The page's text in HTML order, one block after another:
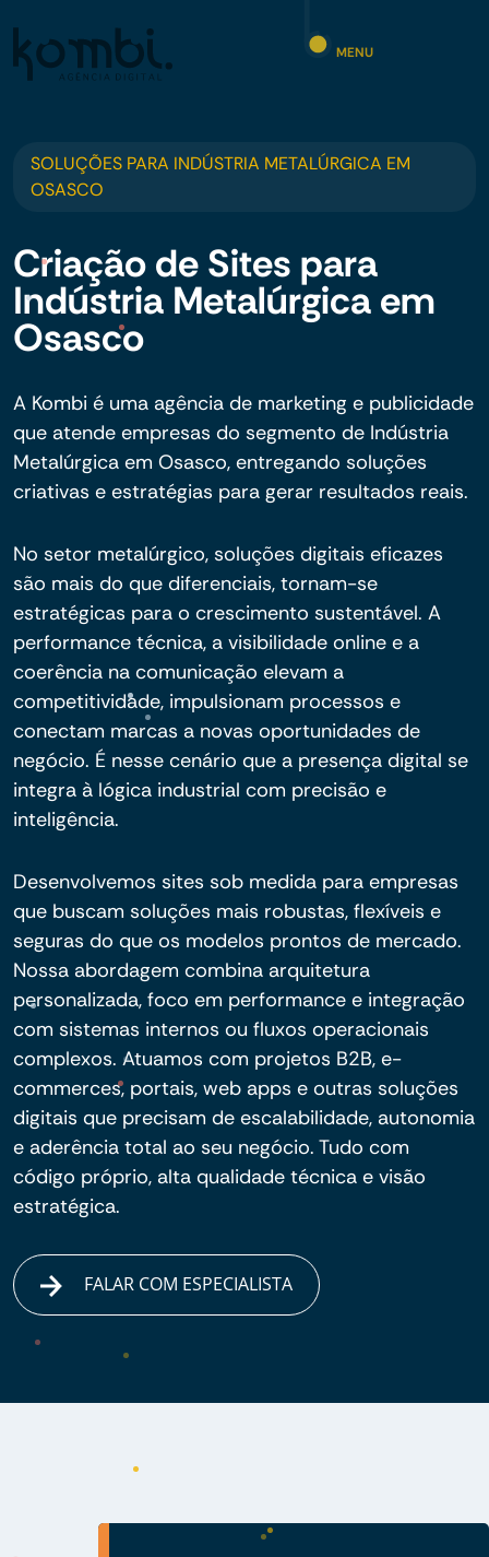
MENU
SOLUÇÕES PARA INDÚSTRIA METALÚRGICA EM
OSASCO
Criação de Sites para
Indústria Metalúrgica em
Osasco
A Kombi é uma agência de marketing e publicidade
que atende empresas do segmento de Indústria
Metalúrgica em Osasco, entregando soluções
criativas e estratégias para gerar resultados reais.
No setor metalúrgico, soluções digitais eficazes
são mais do que diferenciais, tornam-se
estratégicas para o crescimento sustentável. A
performance técnica, a visibilidade online e a
coerência na comunicação elevam a
competitividade, impulsionam processos e
conectam marcas a novas oportunidades de
negócio. É nesse cenário que a presença digital se
integra à lógica industrial com precisão e
inteligência.
Desenvolvemos sites sob medida para empresas
que buscam soluções mais robustas, flexíveis e
seguras do que os modelos prontos de mercado.
Nossa abordagem combina arquitetura
personalizada, foco em performance e integração
com sistemas internos ou fluxos operacionais
complexos. Atuamos com projetos B2B, e-
commerces, portais, web apps e outras soluções
digitais que precisam de escalabilidade, autonomia
e aderência total ao seu negócio. Tudo com
código próprio, alta qualidade técnica e visão
estratégica.
FALAR COM ESPECIALISTA